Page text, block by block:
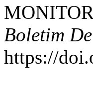
Boletim
https://